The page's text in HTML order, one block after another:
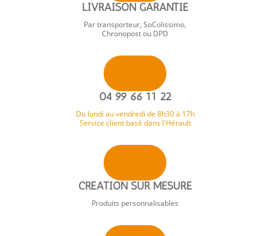
LIVRAISON GARANTIE
Par transporteur, SoColissimo,
Chronopost ou DPD
04 99 66 11 22
Du lundi au vendredi de 8h30 à 17h
Service client basé dans l'Hérault
CRÉATION SUR MESURE
Produits personnalisables